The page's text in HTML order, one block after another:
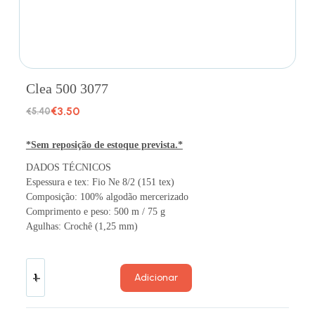
Clea 500 3077
€5.40€3.50
*Sem reposição de estoque prevista.*
DADOS TÉCNICOS
Espessura e tex: Fio Ne 8/2 (151 tex)
Composição: 100% algodão mercerizado
Comprimento e peso: 500 m / 75 g
Agulhas: Crochê (1,25 mm)
Adicionar